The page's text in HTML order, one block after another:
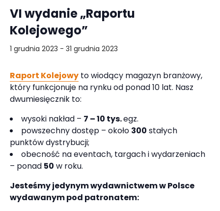
VI wydanie „Raportu
Kolejowego”
1 grudnia 2023 - 31 grudnia 2023
Raport Kolejowy to wiodący magazyn branżowy,
który funkcjonuje na rynku od ponad 10 lat. Nasz
dwumiesięcznik to:
wysoki nakład – 7 – 10 tys.egz.
powszechny dostęp – około 300 stałych
punktów dystrybucji;
obecność na eventach, targach i wydarzeniach
– ponad 50 w roku.
Jesteśmy jedynym wydawnictwem w Polsce
wydawanym pod patronatem: